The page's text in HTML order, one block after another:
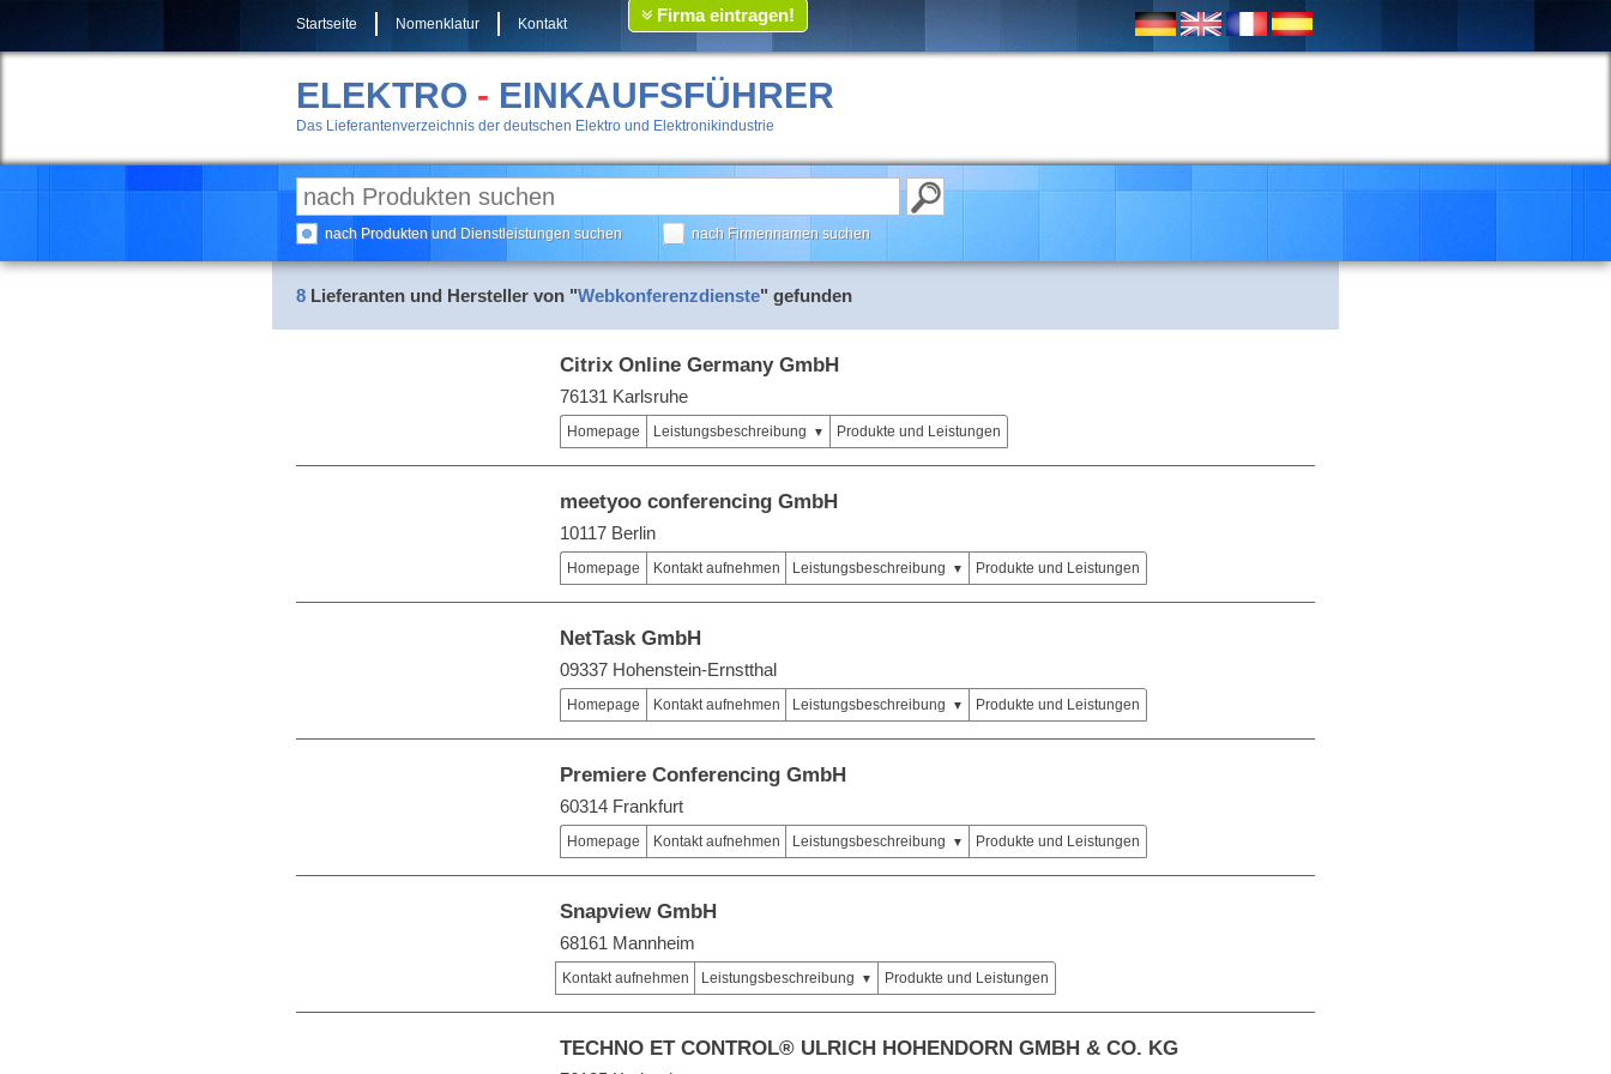
Startseite Nomenklatur Kontakt Firma eintragen!
ELEKTRO - EINKAUFSFÜHRER
Das Lieferantenverzeichnis der deutschen Elektro und Elektronikindustrie
nach Produkten und Dienstleistungen suchen nach Firmennamen suchen
8 Lieferanten und Hersteller von "Webkonferenzdienste" gefunden
Citrix Online Germany GmbH
76131 Karlsruhe
Homepage Leistungsbeschreibung Produkte und Leistungen
meetyoo conferencing GmbH
10117 Berlin
Homepage Kontakt aufnehmen Leistungsbeschreibung Produkte und Leistungen
NetTask GmbH
09337 Hohenstein-Ernstthal
Homepage Kontakt aufnehmen Leistungsbeschreibung Produkte und Leistungen
Premiere Conferencing GmbH
60314 Frankfurt
Homepage Kontakt aufnehmen Leistungsbeschreibung Produkte und Leistungen
Snapview GmbH
68161 Mannheim
Kontakt aufnehmen Leistungsbeschreibung Produkte und Leistungen
TECHNO ET CONTROL® ULRICH HOHENDORN GMBH & CO. KG